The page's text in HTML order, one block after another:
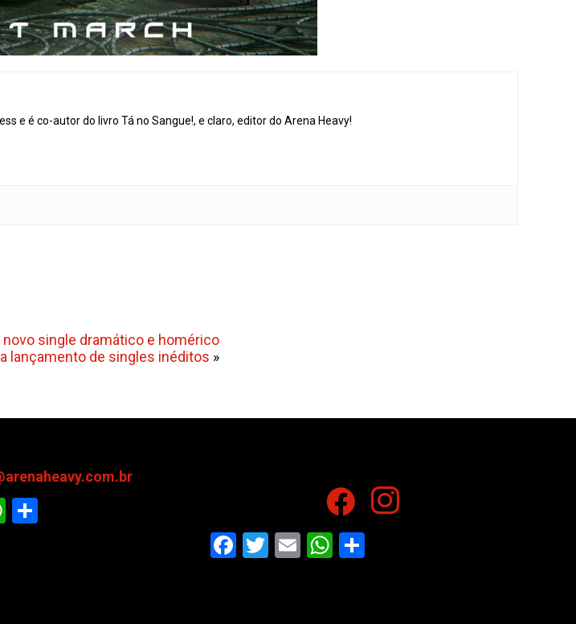
e é co-autor do livro Tá no Sangue!, e claro, editor do Arena Heavy!
single dramático e homérico
lançamento de singles inéditos »
WhatsApp
Facebook
Twitter
EmailWhatsApp
Share